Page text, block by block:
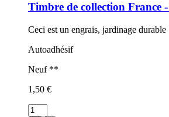
Timbre de collection France
Ceci est un engrais, jardinage durable
Autoadhésif
Neuf **
1,50 €